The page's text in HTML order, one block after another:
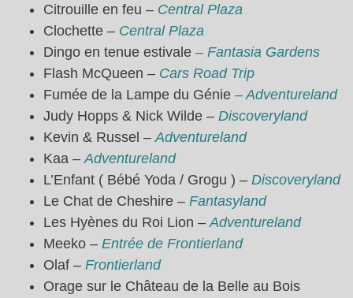
Citrouille en feu – Central Plaza
Clochette – Central Plaza
Dingo en tenue estivale – Fantasia Gardens
Flash McQueen – Cars Road Trip
Fumée de la Lampe du Génie – Adventureland
Judy Hopps & Nick Wilde – Discoveryland
Kevin & Russel – Adventureland
Kaa – Adventureland
L’Enfant ( Bébé Yoda / Grogu ) – Discoveryland
Le Chat de Cheshire – Fantasyland
Les Hyènes du Roi Lion – Adventureland
Meeko – Entrée de Frontierland
Olaf – Frontierland
Orage sur le Château de la Belle au Bois